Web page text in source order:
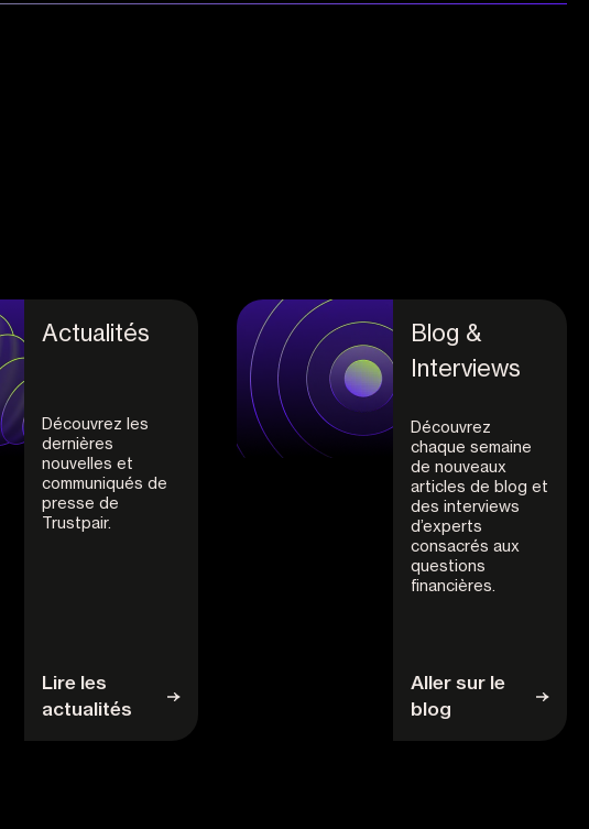
Actualités
Découvrez les
dernières
nouvelles et
communiqués de
presse de
Trustpair.
Lire les
actualités
Blog &
Interviews
Découvrez
chaque semaine
de nouveaux
articles de blog et
des interviews
d’experts
consacrés aux
questions
financières.
Aller sur le
blog